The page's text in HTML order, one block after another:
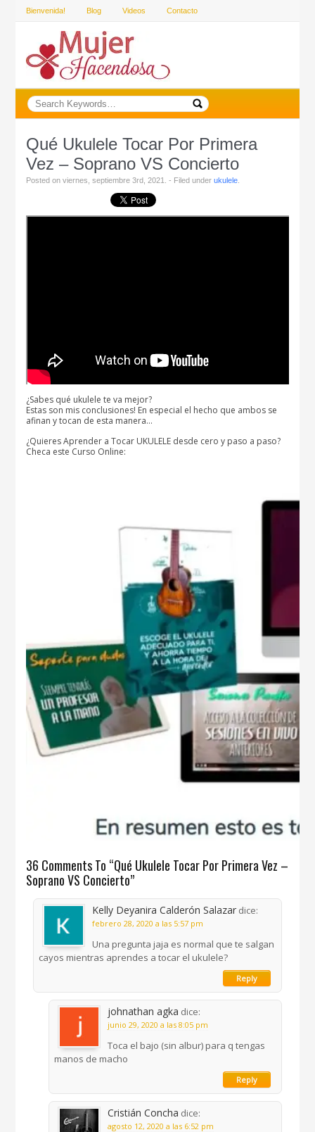
Bienvenida! Blog Videos Contacto
Qué Ukulele Tocar Por Primera
Vez – Soprano VS Concierto
Posted on viernes, septiembre 3rd, 2021. - Filed underukulele
¿Sabes qué ukulele te va mejor?
Estas son mis conclusiones! En especial el hecho que ambos se
afinan y tocan de esta manera…
¿Quieres Aprender a Tocar UKULELE desde cero y paso a paso?
Checa este Curso Online:
36 Comments To “Qué Ukulele Tocar Por Primera Vez –
Soprano VS Concierto”
Kelly Deyanira Calderón Salazar dice:
febrero 28, 2020 a las 5:57 pm
Una pregunta jaja es normal que te salgan
cayos mientras aprendes a tocar el ukulele?
Reply
johnathan agka dice:
junio 29, 2020 a las 8:05 pm
Toca el bajo (sin albur) para q tengas
manos de macho
Reply
Cristián Concha dice:
agosto 12, 2020 a las 6:52 pm